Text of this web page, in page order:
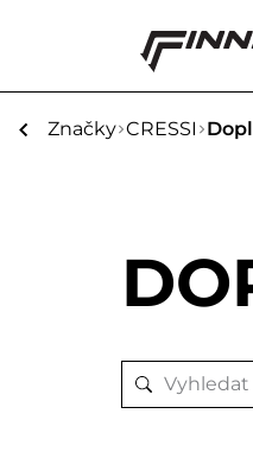
Značky CRESSI